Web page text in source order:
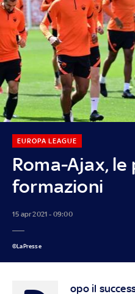
Roma-Ajax,
formazioni
EUROPA LEAGUE
15 apr 2021 - 09:00
©LaPresse
opo il